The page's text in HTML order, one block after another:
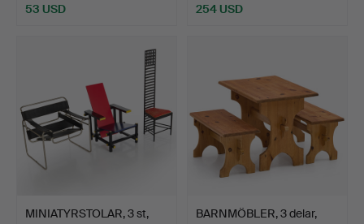
53 USD 254 USD
MINIATYRSTOLAR, 3 st,
BARNMÖBLER, 3 delar,